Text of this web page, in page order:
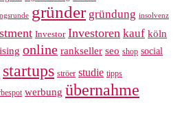
gründer gründung insolvenz
Investor Investoren kauf köln
online rankseller seo shop social
startups ströer studie tipps
werbung übernahme